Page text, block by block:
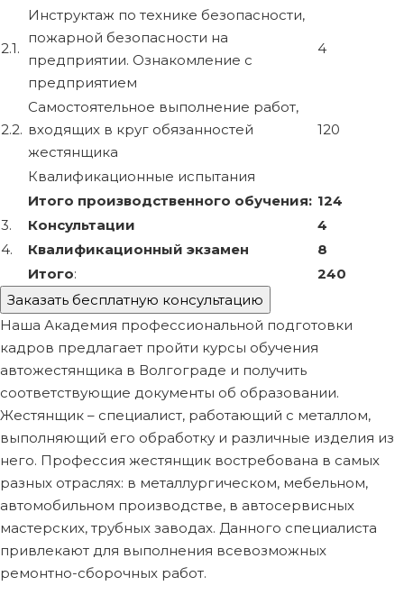
2.1.
Инструктаж по технике безопасности,
пожарной безопасности на
предприятии. Ознакомление с
предприятием
4
2.2.
Самостоятельное выполнение работ,
входящих в круг обязанностей
жестянщика
120
Квалификационные испытания
Итого производственного обучения: 124
3.
Консультации
4
4.
Квалификационный экзамен
8
Итого:
240
Заказать бесплатную консультацию
Наша Академия профессиональной подготовки
кадров предлагает пройти курсы обучения
автожестянщика в Волгограде и получить
соответствующие документы об образовании.
Жестянщик – специалист, работающий с металлом,
выполняющий его обработку и различные изделия из
него. Профессия жестянщик востребована в самых
разных отраслях: в металлургическом, мебельном,
автомобильном производстве, в автосервисных
мастерских, трубных заводах. Данного специалиста
привлекают для выполнения всевозможных
ремонтно-сборочных работ.